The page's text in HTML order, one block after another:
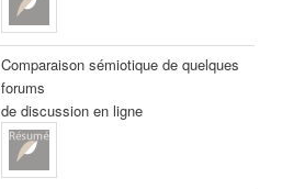
Comparaison sémiotique de quelques
forums
de discussion en ligne